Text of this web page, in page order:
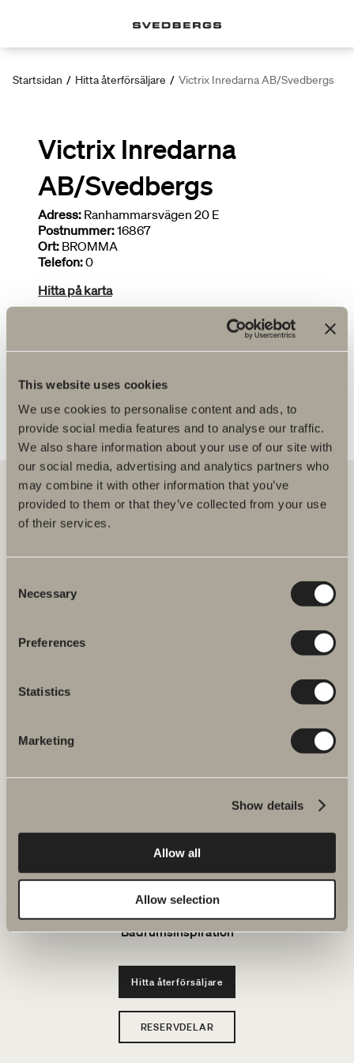
This website uses cookies
We use cookies to personalise content and ads, to
provide social media features and to analyse our traffic.
We also share information about your use of our site with
our social media, advertising and analytics partners who
may combine it with other information that you’ve
provided to them or that they’ve collected from your use
of their services.
Selection
Necessary
Preferences
Statistics
Marketing
Show details
Allow all
Allow selection
Startsidan / Hitta återförsäljare / Victrix Inredarna AB/Svedbergs
Victrix Inredarna
AB/Svedbergs
Adress: Ranhammarsvägen 20 E
Postnummer:16867
Ort: BROMMA
Telefon:0
Hitta på karta
FLER ÅTERFÖRSÄLJARE
Hos oss hittar du allt för hela badrummet. Från badrumsmöbler,
Verkstadsvägen 1
Svedbergs kundservice.
Produkter
Ritverktyg
Hållbarhet
Badrumsinspiration
Hitta återförsäljare
RESERVDELAR